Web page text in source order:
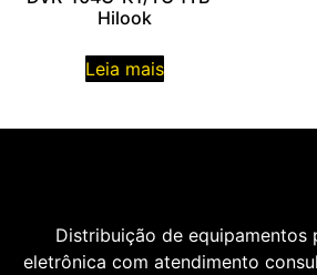
Hilook
Leia mais
Distribuição de equipamentos
eletrônica com atendimento